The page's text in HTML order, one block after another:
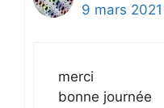
9 mars
merci
bonne journée